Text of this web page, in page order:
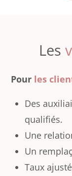
Les
Pour les
Des
qualifiés.
Une
Un
Taux